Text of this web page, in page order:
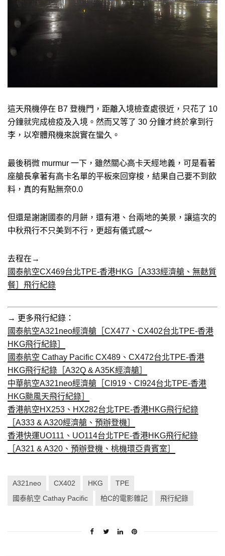
這天飛機停在 B7 登機門，距離入境檢查處很近，只花了 10
分鐘就完成檢疫及入境。然而又等了 30 分鐘才終於拿到行
李，以窄體飛機來說實在蠻久。
最後稍微 murmur 一下，雖然關心高卡天經地義，可是看著
座艙長拿著有高卡名單的平板來回穿梭，結果自己要不到飲
料，真的有點無奈0.0
但還是謝謝國泰的月餅，還有港、台兩地的美景，讓這次的
中秋飛行不只美到不行，更超有儀式感～
去程在→
國泰航空CX469台北TPE-香港HKG［A333經濟艙、無麩質
餐］飛行紀錄
→ 更多飛行紀錄：
國泰航空A321neo經濟艙［CX477、CX402台北TPE-香港
HKG飛行紀錄］
國泰航空 Cathay Pacific CX489、CX472台北TPE-香港
HKG飛行紀錄［A32Q & A35K經濟艙］
中華航空A321neo經濟艙［CI919、CI924台北TPE-香港
HKG颱風天飛行紀錄］
香港航空HX253、HX282台北TPE-香港HKG飛行紀錄
［A333 & A320經濟艙、預辦登機］
香港快運UO111、UO114台北TPE-香港HKG飛行紀錄
［A321 & A320、預辦登機、桃機環亞貴賓室］
A321neo CX402 HKG
TPE
國泰航空 Cathay Pacific
柏C的電影雜記 飛行紀錄